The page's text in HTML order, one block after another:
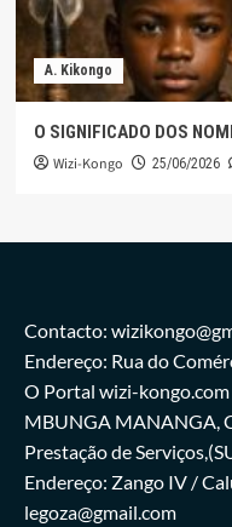
A. Kikongo
O SIGNIFICADO DOS
Wizi-Kongo 25/06/2026
Contacto:
Endereço: Rua do
O Portal wizi-
MBUNGA MANANGA,
Prestação de
Endereço: Zango IV /
legoza@gmail.com